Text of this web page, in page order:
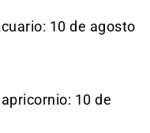
10 de agosto
10 de